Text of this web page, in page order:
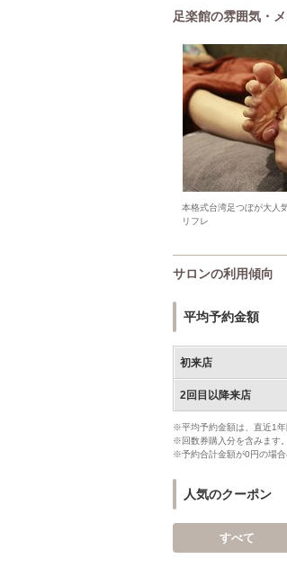
足楽館の雰囲気・
本格式台湾足つぼが大人
リフレ
サロンの利用傾向
平均予約金額
初来店
2回目以降来店
※平均予約金額は、直近1年
※回数券購入分を含みます。
※予約合計金額が0円の場合
人気のクーポン
すべて